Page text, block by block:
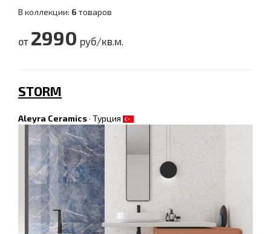
В коллекции: 6 товаров
от 2990 руб/кв.м.
STORM
Aleyra Ceramics· Турция